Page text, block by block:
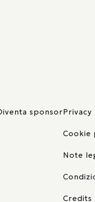
sponsor
Cookie
Note
Credits